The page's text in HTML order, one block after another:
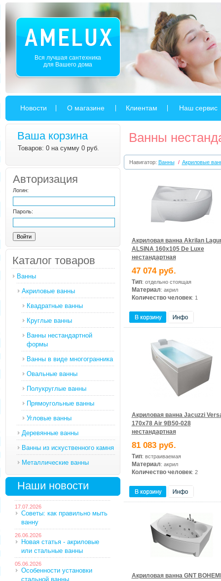
Вся лучшая сантехника
для Вашего дома
Новости О магазине Клиентам Наш сервис
Ваша корзина
Товаров: 0 на сумму 0 руб.
Авторизация
Логин:
Пароль:
Каталог товаров
Ванны
Акриловые ванны
Квадратные ванны
Круглые ванны
Ванны нестандартной
формы
Ванны в виде многогранника
Овальные ванны
Полукруглые ванны
Прямоугольные ванны
Угловые ванны
Деревянные ванны
Ванны из искуственного камня
Металлические ванны
Наши новости
17.07.2026
Советы: как правильно мыть
ванну
26.06.2026
Новая статья - акриловые
или стальные ванны
05.06.2026
Особенности установки
стальной ванны
Ванны
Навигатор: Ванны / Акриловые
Акриловая ванна Akrilan
ALSINA 160x105 De Luxe
нестандартная
47 074 руб.
Тип: отдельно стоящая
Материал: акрил
Количество человек: 1
Акриловая ванна Jacuzzi
170x78 Air 9B50-028
нестандартная
81 083 руб.
Тип: встраиваемая
Материал: акрил
Количество человек: 2
Акриловая ванна GNT